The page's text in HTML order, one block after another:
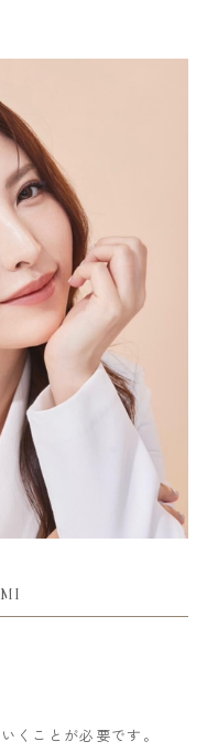
くことが必要です。